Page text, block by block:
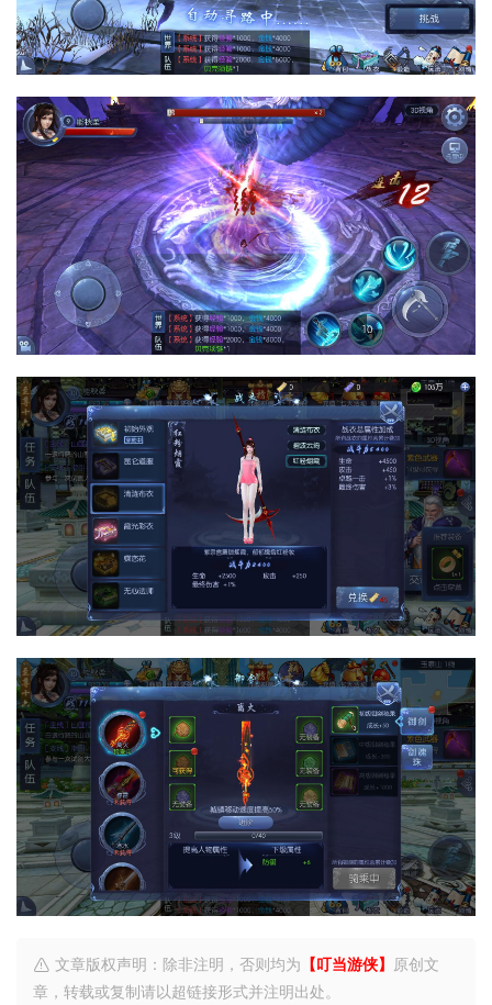
文章版权声明：除非注明，否则均为 【叮当游侠】
原创文
章，转载或复制请以超链接形式并注明出处。